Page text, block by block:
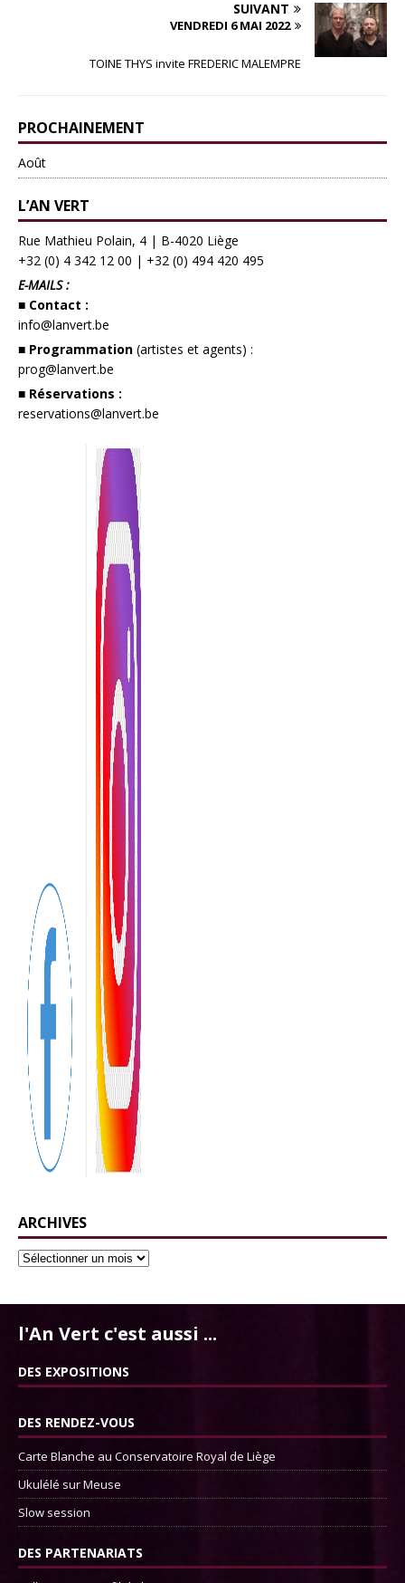
SUIVANT
VENDREDI 6 MAI 2022
TOINE THYS invite FREDERIC MALEMPRE
PROCHAINEMENT
Août
L’AN VERT
Rue Mathieu Polain, 4 | B-4020 Liège
+32 (0) 4 342 12 00 | +32 (0) 494 420 495
E-MAILS :
■ Contact :
info@lanvert.be
■ Programmation (artistes et agents) :
prog@lanvert.be
■ Réservations :
reservations@lanvert.be
ARCHIVES
l'An Vert c'est aussi ...
DES EXPOSITIONS
DES RENDEZ-VOUS
Carte Blanche au Conservatoire Royal de Liège
Ukulélé sur Meuse
Slow session
DES PARTENARIATS